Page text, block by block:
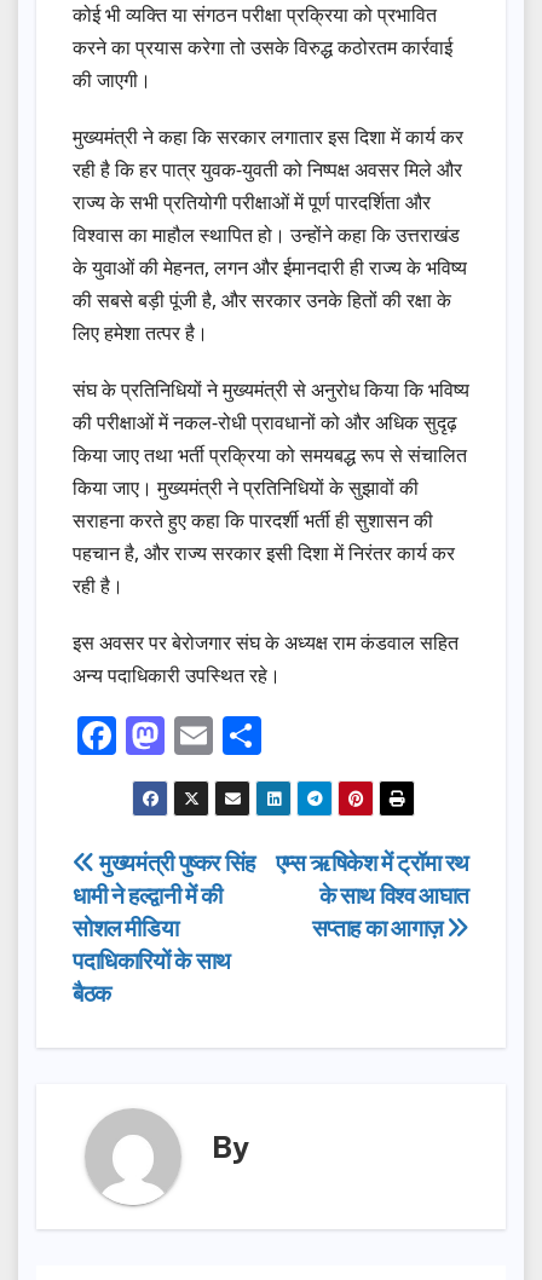
कोई भी व्यक्ति या संगठन परीक्षा प्रक्रिया को प्रभावित
करने का प्रयास करेगा तो उसके विरुद्ध कठोरतम कार्रवाई
की जाएगी।
मुख्यमंत्री ने कहा कि सरकार लगातार इस दिशा में कार्य कर
रही है कि हर पात्र युवक-युवती को निष्पक्ष अवसर मिले और
राज्य के सभी प्रतियोगी परीक्षाओं में पूर्ण पारदर्शिता और
विश्वास का माहौल स्थापित हो। उन्होंने कहा कि उत्तराखंड
के युवाओं की मेहनत, लगन और ईमानदारी ही राज्य के भविष्य
की सबसे बड़ी पूंजी है, और सरकार उनके हितों की रक्षा के
लिए हमेशा तत्पर है।
संघ के प्रतिनिधियों ने मुख्यमंत्री से अनुरोध किया कि भविष्य
की परीक्षाओं में नकल-रोधी प्रावधानों को और अधिक सुदृढ़
किया जाए तथा भर्ती प्रक्रिया को समयबद्ध रूप से संचालित
किया जाए। मुख्यमंत्री ने प्रतिनिधियों के सुझावों की
सराहना करते हुए कहा कि पारदर्शी भर्ती ही सुशासन की
पहचान है, और राज्य सरकार इसी दिशा में निरंतर कार्य कर
रही है।
इस अवसर पर बेरोजगार संघ के अध्यक्ष राम कंडवाल सहित
अन्य पदाधिकारी उपस्थित रहे।
F
a
c
e
b
o
o
M
a
st
o
d
o
n
E
m
ail
h
ar
e
Post
navigation
एम्स ऋषिकेश में ट्रॉमा रथ
के साथ विश्व आघात
सप्ताह का आगाज़
मुख्यमंत्री पुष्कर सिंह
धामी ने हल्द्वानी में की
सोशल मीडिया
पदाधिकारियों के साथ
बैठक
By